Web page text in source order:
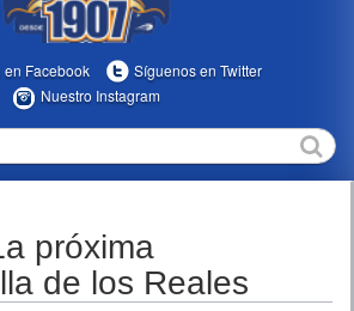
en Facebook
Síguenos en Twitter
Nuestro Instagram
próxima
de los Reales